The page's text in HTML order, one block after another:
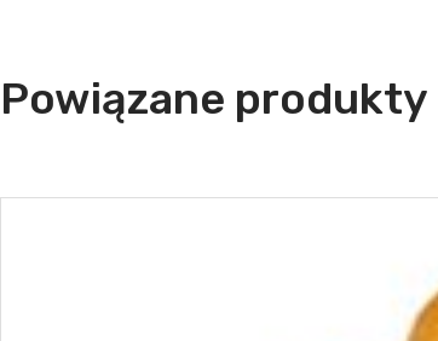
Powiązane produkty